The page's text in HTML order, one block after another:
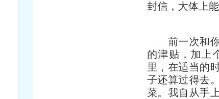
封信，大体上
前一次和你
的津贴，加上
里，在适当的
子还算过得去
菜。我自从手